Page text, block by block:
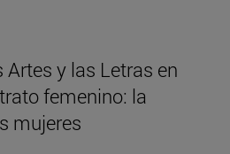
Artes y las Letras en
femenino: la
mujeres